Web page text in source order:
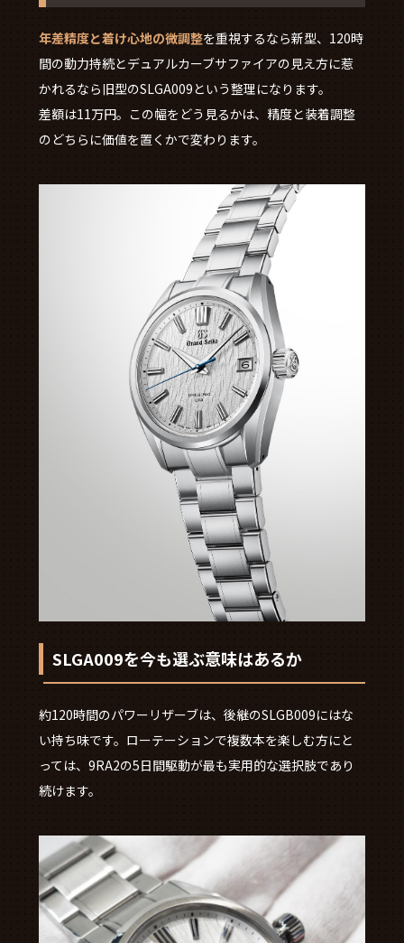
年差精度と着け心地の微調整を重視するなら新型、120時
間の動力持続とデュアルカーブサファイアの見え方に惹
かれるなら旧型のSLGA009という整理になります。
差額は11万円。この幅をどう見るかは、精度と装着調整
のどちらに価値を置くかで変わります。
SLGA009を今も選ぶ意味はあるか
約120時間のパワーリザーブは、後継のSLGB009にはな
い持ち味です。ローテーションで複数本を楽しむ方にと
っては、9RA2の5日間駆動が最も実用的な選択肢であり
続けます。